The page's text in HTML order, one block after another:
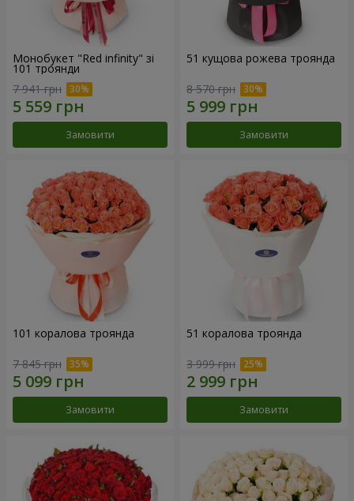
Монобукет "Red infinity" зі
101 троянди
7 941 грн
Замовити
51 кущова рожева троянда
8 570 грн
Замовити
101 коралова троянда
7 845 грн
Замовити
51 коралова троянда
3 999 грн
Замовити